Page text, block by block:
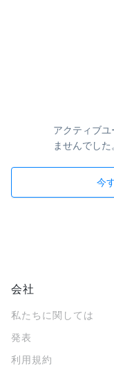
アクティブ
ませんでした
今
会社
私たちに関しては
発表
利用規約